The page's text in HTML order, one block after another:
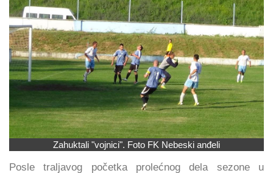
Zahuktali "vojnici". Foto FK Nebeski anđeli
Posle traljavog početka prolećnog dela sezone u